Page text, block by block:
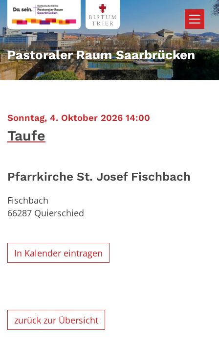
Zum Inhalt springen
Pastoraler Raum Saarbrücken
Sonntag, 4. Oktober 2026 14:00
Taufe
Pfarrkirche St. Josef Fischbach
Fischbach
66287 Quierschied
In Kalender eintragen
zurück zur Übersicht